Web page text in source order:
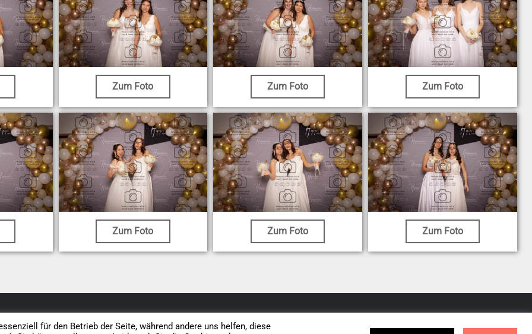
Zum Foto Zum Foto Zum Foto
Zum Foto Zum Foto Zum Foto
Datenschutz AGB Impressum Vertrag widerrufen
für den Betrieb der Seite, während andere uns helfen, diese